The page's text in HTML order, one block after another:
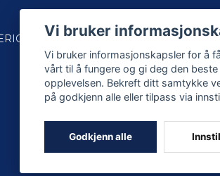
Vi bruker
Vi bruker informasjonskapsler for å
vårt til å fungere og gi deg den beste
opplevelsen. Bekreft ditt samtykke
på godkjenn alle eller tilpass via
Godkjenn alle